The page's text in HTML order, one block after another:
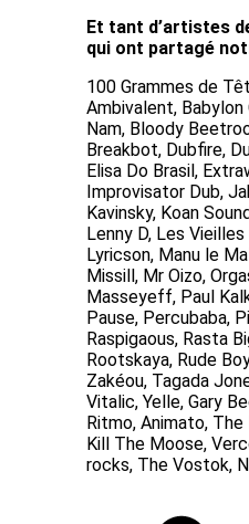
Et tant d’artistes
qui ont partagé
100 Grammes de
Ambivalent, Babylon
Nam, Bloody
Breakbot, Dubfire,
Elisa Do Brasil,
Improvisator Dub,
Kavinsky, Koan
Lenny D, Les
Lyricson, Manu le
Missill, Mr Oizo,
Masseyeff, Paul
Pause, Percubaba,
Raspigaous, Rasta
Rootskaya, Rude
Zakéou, Tagada
Vitalic, Yelle, Gary
Ritmo, Animato,
Kill The Moose,
rocks, The Vostok,